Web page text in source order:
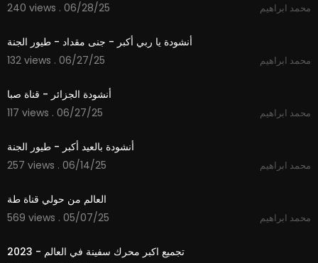
240 views . 06/28/25
محمد ابراهيم
أنشودة يا ربي أكبر - جنى مقداد - طيور الجنة
132 views . 06/27/25
محمد ابراهيم
أنشودة الجزائر - قناة صبا
117 views . 06/27/25
محمد ابراهيم
أنشودة بالعيد أكبر - طيور الجنة
257 views . 06/14/25
محمد ابراهيم
العالم من حولي قناة طة
569 views . 05/07/25
محمد ابراهيم
تجميع اكبر محرك سفينة في العالم - 2023